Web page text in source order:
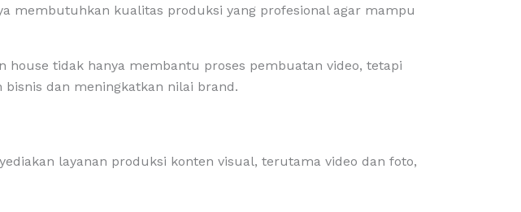
membutuhkan kualitas produksi yang profesional agar mampu
house tidak hanya membantu proses pembuatan video, tetapi
dan meningkatkan nilai brand.
layanan produksi konten visual, terutama video dan foto,